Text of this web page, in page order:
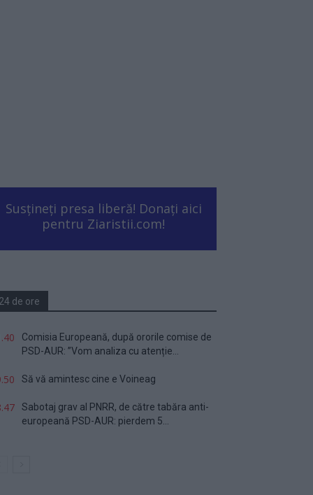
Susțineți presa liberă! Donați aici
pentru Ziaristii.com!
24 de ore
Comisia Europeană, după ororile comise de
PSD-AUR: ”Vom analiza cu atenție...
Să vă amintesc cine e Voineag
Sabotaj grav al PNRR, de către tabăra anti-
europeană PSD-AUR: pierdem 5...